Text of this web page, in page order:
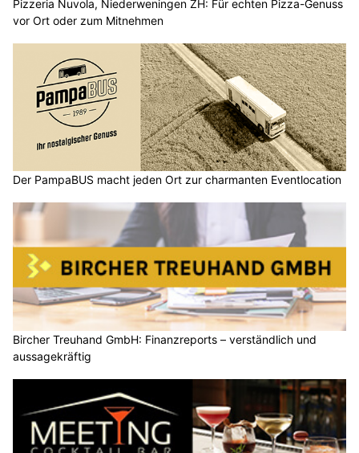
Pizzeria Nuvola, Niederweningen ZH: Für echten Pizza-Genuss
vor Ort oder zum Mitnehmen
Der PampaBUS macht jeden Ort zur charmanten Eventlocation
Bircher Treuhand GmbH: Finanzreports – verständlich und
aussagekräftig